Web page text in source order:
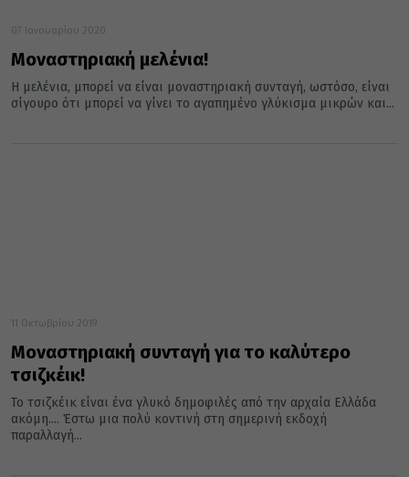
07 Ιανουαρίου 2020
Μοναστηριακή μελένια!
Η μελένια, μπορεί να είναι μοναστηριακή συνταγή, ωστόσο, είναι
σίγουρο ότι μπορεί να γίνει το αγαπημένο γλύκισμα μικρών και...
11 Οκτωβρίου 2019
Μοναστηριακή συνταγή για το καλύτερο
τσιζκέικ!
Το τσιζκέικ είναι ένα γλυκό δημοφιλές από την αρχαία Ελλάδα
ακόμη.... Έστω μια πολύ κοντινή στη σημερινή εκδοχή
παραλλαγή...